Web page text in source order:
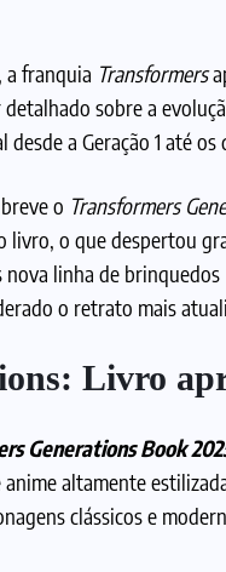
a franquia Transformers
sobre a
a Geração 1 até os
o Transformers
livro, o que despertou
nova linha de brinquedos
o retrato mais
Livro
Generations Book
altamente
clássicos e